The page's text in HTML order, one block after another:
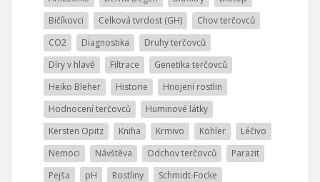
Bičíkovci
Celková tvrdost (GH)
Chov terčovců
CO2
Diagnostika
Druhy terčovců
Díry v hlavě
Filtrace
Genetika terčovců
Heiko Bleher
Historie
Hnojení rostlin
Hodnocení terčovců
Huminové látky
Kersten Opitz
Kniha Krmivo Köhler
Léčivo
Nemoci
Návštěva Odchov terčovců
Parazit
Pejša
pH Rostliny
Schmidt-Focke